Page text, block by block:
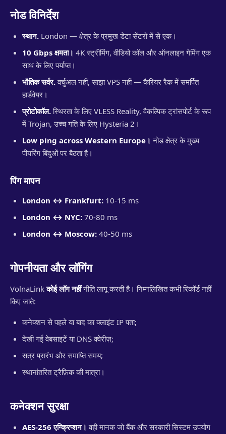
नोड विनिर्देश
स्थान. London — क्षेत्र के प्रमुख डेटा सेंटरों में से एक।
10 Gbps क्षमता। 4K स्ट्रीमिंग, वीडियो कॉल और ऑनलाइन गेमिंग एक
साथ के लिए पर्याप्त।
भौतिक सर्वर.वर्चुअल नहीं, साझा VPS नहीं — कैरियर रैक में समर्पित
हार्डवेयर।
प्रोटोकॉल.स्थिरता के लिए VLESS Reality, वैकल्पिक ट्रांसपोर्ट के रूप
में Trojan, उच्च गति के लिए Hysteria 2।
Low ping across Western Europe। नोड क्षेत्र के मुख्य
पीयरिंग बिंदुओं पर बैठता है।
पिंग मापन
London ↔ Frankfurt: 10-15 ms
London ↔ NYC: 70-80 ms
London ↔ Moscow: 40-50 ms
गोपनीयता और लॉगिंग
VolnaLinkकोई लॉग नहींनीति लागू करती है। निम्नलिखित कभी रिकॉर्ड नहीं
किए जाते:
कनेक्शन से पहले या बाद का क्लाइंट IP पता;
देखी गई वेबसाइटें या DNS क्वेरीज़;
सत्र प्रारंभ और समाप्ति समय;
स्थानांतरित ट्रैफ़िक की मात्रा।
कनेक्शन सुरक्षा
AES-256 एन्क्रिप्शन। वही मानक जो बैंक और सरकारी सिस्टम उपयोग